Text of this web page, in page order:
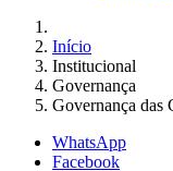
Início
Institucional
Governança
Governança das
WhatsApp
Facebook